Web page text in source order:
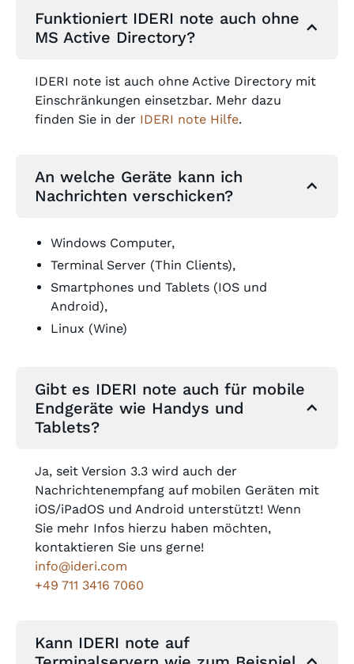
Funktioniert IDERI note auch ohne
MS Active Directory?
IDERI note ist auch ohne Active Directory mit
Einschränkungen einsetzbar. Mehr dazu
finden Sie in der IDERI note Hilfe.
An welche Geräte kann ich
Nachrichten verschicken?
Windows Computer,
Terminal Server (Thin Clients),
Smartphones und Tablets (IOS und
Android),
Linux (Wine)
Gibt es IDERI note auch für mobile
Endgeräte wie Handys und
Tablets?
Ja, seit Version 3.3 wird auch der
Nachrichtenempfang auf mobilen Geräten mit
iOS/iPadOS und Android unterstützt! Wenn
Sie mehr Infos hierzu haben möchten,
kontaktieren Sie uns gerne!
info@ideri.com
+49 711 3416 7060
Kann IDERI note auf